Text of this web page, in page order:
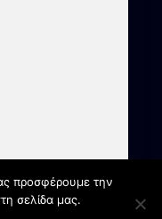
προσφέρουμε την
σελίδα μας.